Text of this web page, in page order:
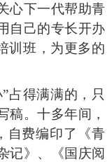
心下一代帮助青
自己的专长开办
训班，为更多的
”占得满满的，只
稿。十多年间，
自费编印了《青
记》、《国庆阅